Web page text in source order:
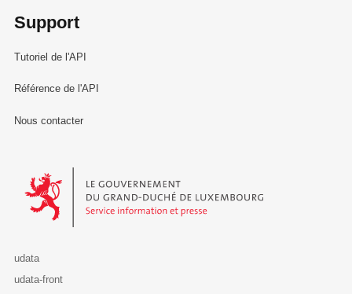
Support
Tutoriel de l'API
Référence de l'API
Nous contacter
Le Gouvernement du Grand-Duché de Luxembourg - Service
udata
udata-front